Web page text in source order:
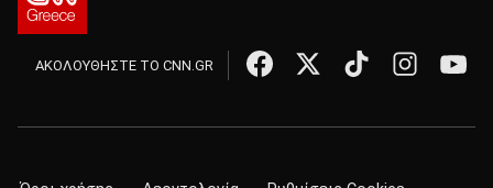
ΑΚΟΛΟΥΘΗΣΤΕ ΤΟ CNN.GR